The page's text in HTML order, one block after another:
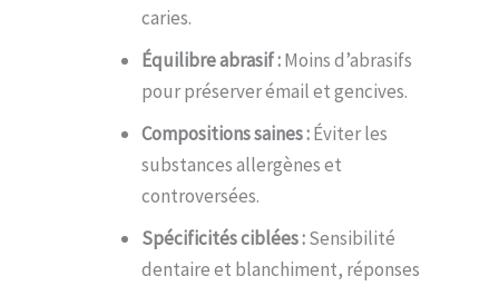
caries.
Équilibre abrasif :Moins d’abrasifs
pour préserver émail et gencives.
Compositions saines :Éviter les
substances allergènes et
controversées.
Spécificités ciblées :Sensibilité
dentaire et blanchiment, réponses